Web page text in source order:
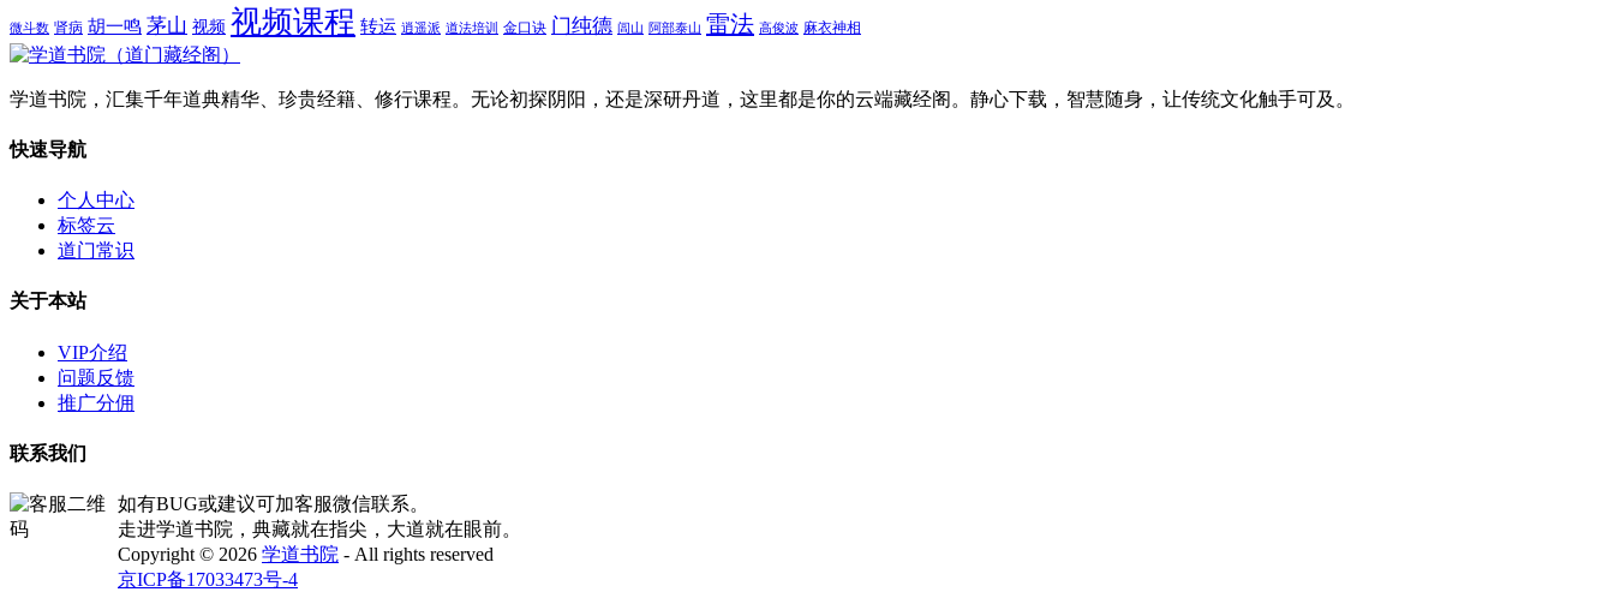
微斗数 肾病 胡一鸣 茅山 视频 视频课程 转运 逍遥派 道法培训 金口诀 门纯德 闾山 阿部泰山 雷法 高俊波 麻衣神相
学道书院，汇集千年道典精华、珍贵经籍、修行课程。无论初探阴阳，还是深研丹道，这里都是你的云端藏经阁。静心下载，智慧随身，让传统文化触手可及。
快速导航
个人中心
标签云
道门常识
关于本站
VIP介绍
问题反馈
推广分佣
联系我们
如有BUG或建议可加客服微信联系。
走进学道书院，典藏就在指尖，大道就在眼前。
Copyright © 2026 学道书院 - All rights reserved
京ICP备17033473号-4